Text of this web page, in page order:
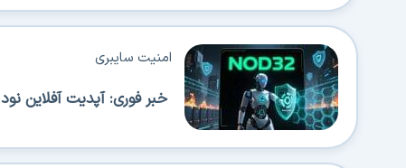
خبر فوری: آپدیت آفلاین نود 32 با شیوه جدید راه اندازی شد!
امنیت سایبری